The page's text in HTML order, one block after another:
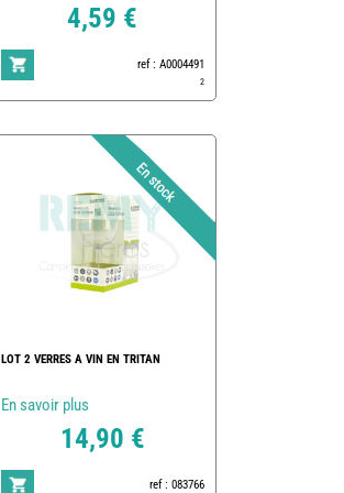
4,59 €
ref : A0004491
2
LOT 2 VERRES A VIN EN TRITAN
En savoir plus
14,90 €
ref : 083766